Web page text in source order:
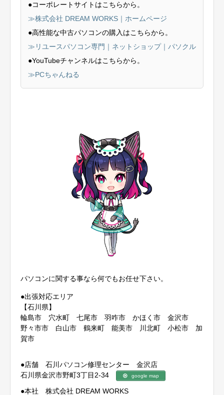
●コーポレートサイトはこちらから。
≫株式会社 DREAM WORKS｜ホームページ
●高性能な中古パソコンの購入はこちらから。
≫リユースパソコン専門｜ネットショップ｜パソクル
●YouTubeチャンネルはこちらから。
≫PCちゃんねる
パソコンに関する事なら何でもお任せ下さい。
●出張対応エリア
【石川県】
輪島市 穴水町 七尾市 羽咋市 かほく市 金沢市
野々市市 白山市 鶴来町 能美市 川北町 小松市 加
賀市
●店舗 石川パソコン修理センター 金沢店
石川県金沢市野町3丁目2-34
google map
●本社 株式会社 DREAM WORKS